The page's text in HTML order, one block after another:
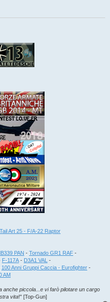
Art 25 - F/A-22 Raptor
PAN - Tornado GR1 RAF -
F-117A - D3A1 VAL -
100 Anni Gruppi Caccia - Eurofighter -
AM
piccola...e vi farò pilotare un cargo
vita!" [Top-Gun]